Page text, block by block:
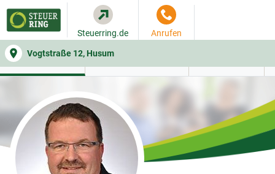
Vogtstraße 12, Husum
Steuerring.de Anrufen
WER SIE BERÄT BEITRAGSRECHNER